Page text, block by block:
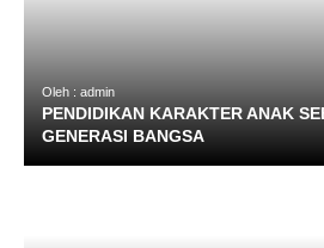
Oleh : admin
PENDIDIKAN KARAKTER ANAK
GENERASI BANGSA